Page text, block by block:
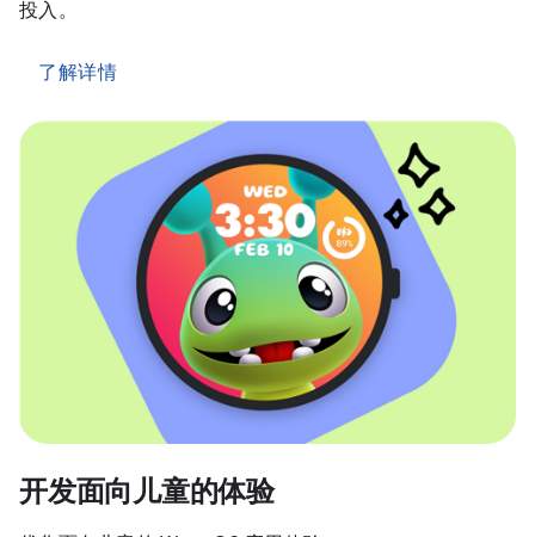
投入。
了解详情
开发面向儿童的体验